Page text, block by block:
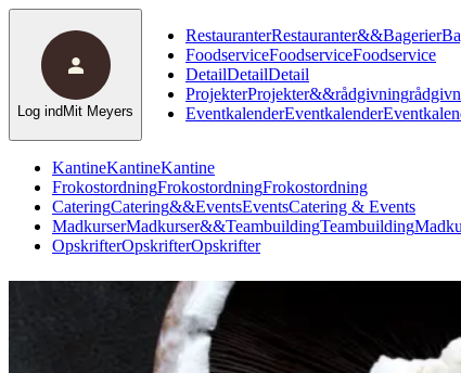
KantineKantineKantine
FrokostordningFrokostordningFrokostordning
CateringCatering&&EventsEventsCatering & Events
MadkurserMadkurser&&TeambuildingTeambuilding
OpskrifterOpskrifterOpskrifter
RestauranterRestauranter&&Bagerier
FoodserviceFoodserviceFoodservice
DetailDetailDetail
ProjekterProjekter&&rådgivning
EventkalenderEventkalender
Log ind Mit Meyers